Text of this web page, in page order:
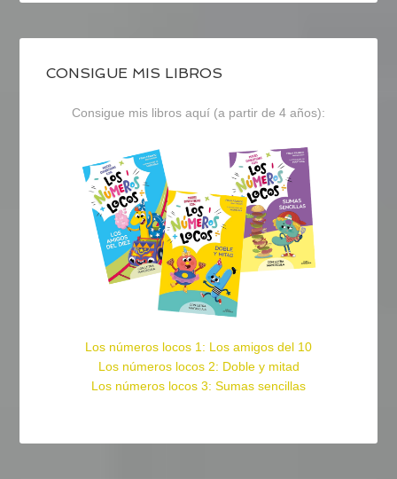
CONSIGUE MIS LIBROS
Consigue mis libros aquí (a partir de 4 años):
Los números locos 1: Los amigos del 10
Los números locos 2: Doble y mitad
Los números locos 3: Sumas sencillas